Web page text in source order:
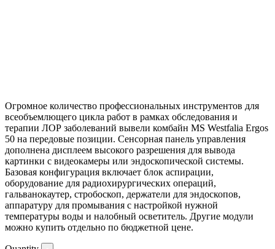
Огромное количество профессиональных инструментов для
всеобъемлющего цикла работ в рамках обследования и
терапии ЛОР заболеваний вывели комбайн MS Westfalia Ergos
50 на передовые позиции. Сенсорная панель управления
дополнена дисплеем высокого разрешения для вывода
картинки с видеокамеры или эндоскопической системы.
Базовая конфигурация включает блок аспирации,
оборудование для радиохирургических операций,
гальванокаутер, стробоскоп, держатели для эндоскопов,
аппаратуру для промывания с настройкой нужной
температуры воды и налобный осветитель. Другие модули
можно купить отдельно по бюджетной цене.